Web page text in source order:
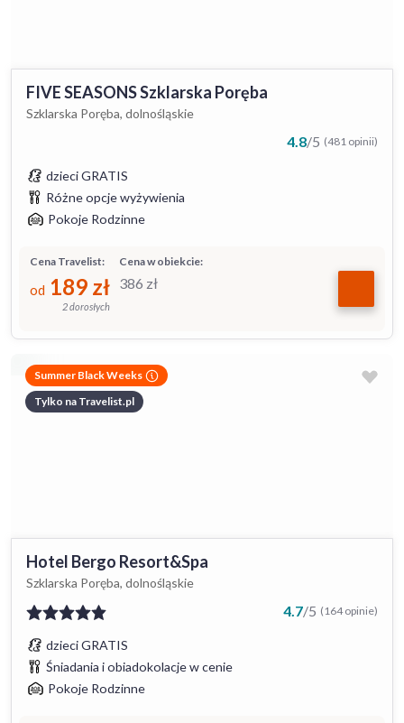
FIVE SEASONS Szklarska Poręba
Szklarska Poręba, dolnośląskie
4.8/5 (481 opinii)
dzieci GRATIS
Różne opcje wyżywienia
Pokoje Rodzinne
Cena w obiekcie:
386 zł
Cena Travelist:
od 189 zł
2 dorosłych
Summer Black Weeks
Tylko na Travelist.pl
Hotel Bergo Resort&Spa
Szklarska Poręba, dolnośląskie
4.7/5 (164 opinie)
dzieci GRATIS
Śniadania i obiadokolacje w cenie
Pokoje Rodzinne